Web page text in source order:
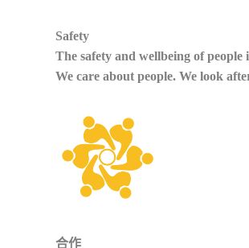
Safety
The safety and wellbeing of
We care about people. We look
合作